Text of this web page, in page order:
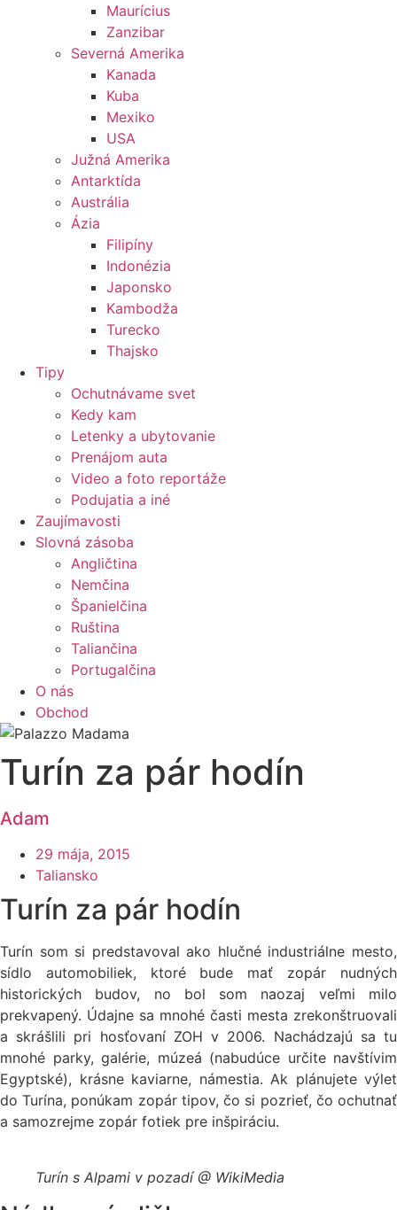
Maurícius
Zanzibar
Severná Amerika
Kanada
Kuba
Mexiko
USA
Južná Amerika
Antarktída
Austrália
Ázia
Filipíny
Indonézia
Japonsko
Kambodža
Turecko
Thajsko
Tipy
Ochutnávame svet
Kedy kam
Letenky a ubytovanie
Prenájom auta
Video a foto reportáže
Podujatia a iné
Zaujímavosti
Slovná zásoba
Angličtina
Nemčina
Španielčina
Ruština
Taliančina
Portugalčina
O nás
Obchod
Turín za pár hodín
Adam
29 mája, 2015
Taliansko
Turín za pár hodín
Turín som si predstavoval ako hlučné industriálne mesto,
sídlo automobiliek, ktoré bude mať zopár nudných
historických budov, no bol som naozaj veľmi milo
prekvapený. Údajne sa mnohé časti mesta zrekonštruovali
a skrášlili pri hosťovaní ZOH v 2006. Nachádzajú sa tu
mnohé parky, galérie, múzeá (nabudúce určite navštívim
Egyptské), krásne kaviarne, námestia. Ak plánujete výlet
do Turína, ponúkam zopár tipov, čo si pozrieť, čo ochutnať
a samozrejme zopár fotiek pre inšpiráciu.
Turín s Alpami v pozadí @ WikiMedia